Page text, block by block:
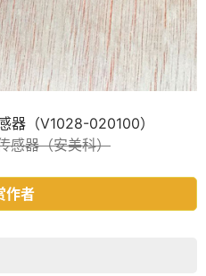
（V1028-020100）
感器（安美科）
作者